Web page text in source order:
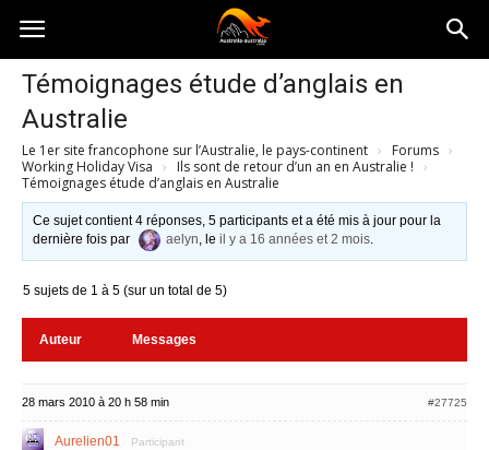
Australia-
australie.com
Témoignages étude d’anglais en
Australie
Le 1er site francophone sur l’Australie, le pays-continent › Forums ›
Working Holiday Visa › Ils sont de retour d’un an en Australie ! ›
Témoignages étude d’anglais en Australie
Ce sujet contient 4 réponses, 5 participants et a été mis à jour pour la
dernière fois par
aelyn, leil y a 16 années et 2 mois.
5 sujets de 1 à 5 (sur un total de 5)
Auteur Messages
28 mars 2010 à 20 h 58 min #27725
Aurelien01 Participant